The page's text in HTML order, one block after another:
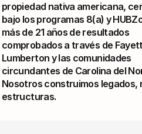
propiedad nativa americana,
bajo los programas 8(a) y
más de 21 años de resultados
comprobados a través de
Lumberton y las comunidades
circundantes de Carolina del
Nosotros construimos legados,
estructuras.